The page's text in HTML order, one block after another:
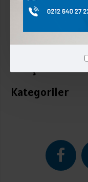
Kurumsal
Üyelik İşlemleri
İletişim
Kategoriler